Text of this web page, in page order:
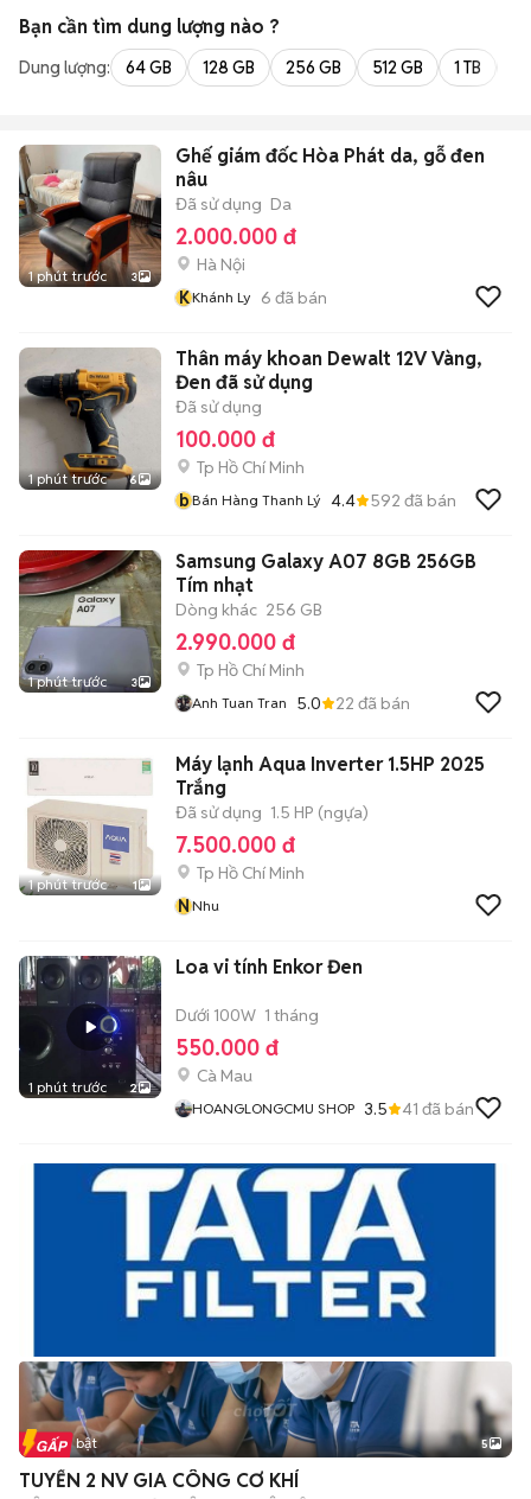
Bạn cần tìm dung lượng nào ?
Dung lượng: 64 GB 128 GB 256 GB 512 GB 1 TB
1 phút trước 3
Ghế giám đốc Hòa Phát da, gỗ đen
nâu
Đã sử dụng Da
2.000.000 đ
Hà Nội
KKhánh Ly 6 đã bán
1 phút trước 6
Thân máy khoan Dewalt 12V Vàng,
Đen đã sử dụng
Đã sử dụng
100.000 đ
Tp Hồ Chí Minh
bBán Hàng Thanh Lý 4.4 592 đã bán
1 phút trước 3
Samsung Galaxy A07 8GB 256GB
Tím nhạt
Dòng khác 256 GB
2.990.000 đ
Tp Hồ Chí Minh
Anh Tuan Tran 5.0 22 đã bán
1 phút trước 1
Máy lạnh Aqua Inverter 1.5HP 2025
Trắng
Đã sử dụng 1.5 HP (ngựa)
7.500.000 đ
Tp Hồ Chí Minh
NNhu
1 phút trước 2
Loa vi tính Enkor Đen
Dưới 100W 1 tháng
550.000 đ
Cà Mau
HOANGLONGCMU SHOP 3.5 41 đã bán
Tin nổi bật 5
TUYỂN 2 NV GIA CÔNG CƠ KHÍ